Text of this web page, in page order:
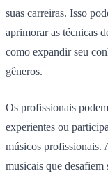
suas carreiras. Isso
aprimorar as técnicas
como expandir seu
gêneros.
Os profissionais
experientes ou
músicos profissionais.
musicais que